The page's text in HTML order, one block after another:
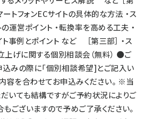
ートフォンECサイトの具体的な方法 ・ス
運営ポイント ・転換率を高める工夫 ・
ト事例とポイント など ［第三部］ ・ス
上げに関する個別相談会（無料） ●ご
みの際に「個別相談希望]とご記入い
容を合わせてお申込みください。 ※当
いても結構ですがご予約状況によりご
ございますので予めご了承ください。